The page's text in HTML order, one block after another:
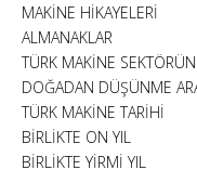
MAKİNE HİKAYELERİ
ALMANAKLAR
TÜRK MAKİNE
DOĞADAN DÜŞÜNME
TÜRK MAKİNE TARİHİ
BİRLİKTE ON YIL
BİRLİKTE YİRMİ YIL